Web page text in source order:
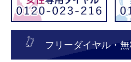
フリーダイヤル・